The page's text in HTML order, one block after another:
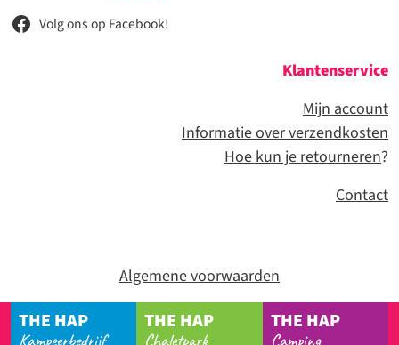
Volg ons op Facebook!
Klantenservice
Mijn account
Informatie over verzendkosten
Hoe kun je retourneren?
Contact
Algemene voorwaarden
THE HAP
Kampeerbedrijf
THE HAP
Chaletpark
THE HAP
Camping